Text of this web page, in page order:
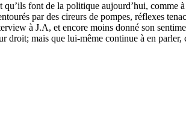
font de la politique aujourd’hui, comme
par des cireurs de pompes, réflexes
à J.A, et encore moins donné son
droit; mais que lui-même continue à en